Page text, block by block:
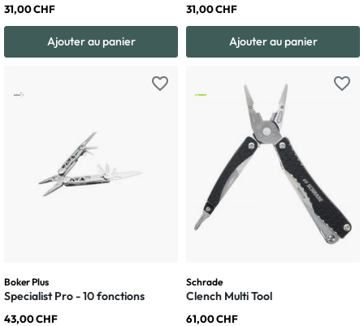
31,00 CHF
Ajouter au panier
31,00 CHF
Ajouter au panier
favorite_border
Boker Plus
Specialist Pro - 10 fonctions
43,00 CHF
favorite_border
Schrade
Clench Multi Tool
61,00 CHF